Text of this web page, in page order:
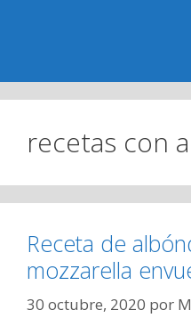
recetas con
Receta de
mozzarella
30 octubre, 2020 por